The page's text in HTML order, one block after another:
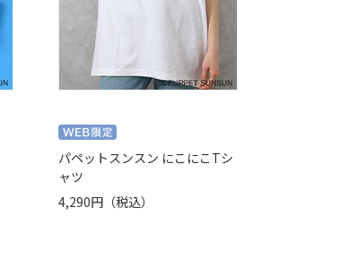
パペットスンスン にこにこTシ
ャツ
4,290円（税込）